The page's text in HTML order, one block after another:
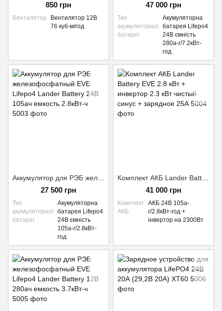
850 грн
Вентилятор
Вентилятор 12В
76 куб-м/год
47 000 грн
Тип
акумуляторної
батареї
Акумуляторна
батарея Lifepo4
24В ємність
280а-г/7.2кВт-
год
27 500 грн
Тип
акумуляторної
батареї
Акумуляторна
батарея Lifepo4
24В ємність
105а-г/2.8кВт-
год
41 000 грн
Комплект
АКБ
АКБ 24В 105а-
г/2.8кВт-год +
інвертор на 2300Вт